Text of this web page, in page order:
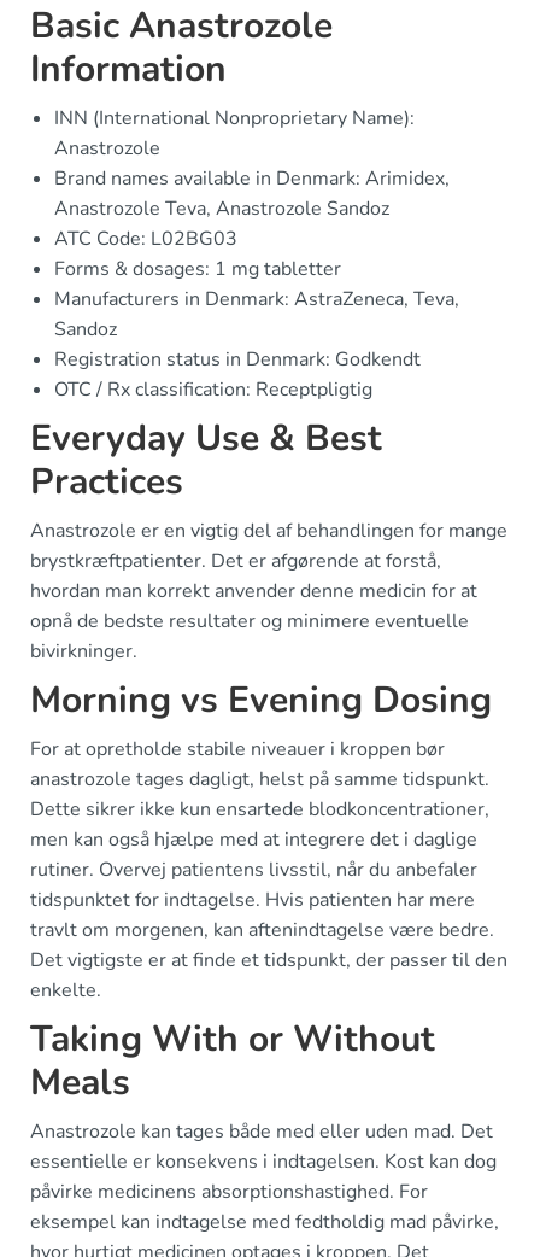
Basic Anastrozole
Information
INN (International Nonproprietary Name):
Anastrozole
Brand names available in Denmark: Arimidex,
Anastrozole Teva, Anastrozole Sandoz
ATC Code: L02BG03
Forms & dosages: 1 mg tabletter
Manufacturers in Denmark: AstraZeneca, Teva,
Sandoz
Registration status in Denmark: Godkendt
OTC / Rx classification: Receptpligtig
Everyday Use & Best
Practices
Anastrozole er en vigtig del af behandlingen for mange
brystkræftpatienter. Det er afgørende at forstå,
hvordan man korrekt anvender denne medicin for at
opnå de bedste resultater og minimere eventuelle
bivirkninger.
Morning vs Evening Dosing
For at opretholde stabile niveauer i kroppen bør
anastrozole tages dagligt, helst på samme tidspunkt.
Dette sikrer ikke kun ensartede blodkoncentrationer,
men kan også hjælpe med at integrere det i daglige
rutiner. Overvej patientens livsstil, når du anbefaler
tidspunktet for indtagelse. Hvis patienten har mere
travlt om morgenen, kan aftenindtagelse være bedre.
Det vigtigste er at finde et tidspunkt, der passer til den
enkelte.
Taking With or Without
Meals
Anastrozole kan tages både med eller uden mad. Det
essentielle er konsekvens i indtagelsen. Kost kan dog
påvirke medicinens absorptionshastighed. For
eksempel kan indtagelse med fedtholdig mad påvirke,